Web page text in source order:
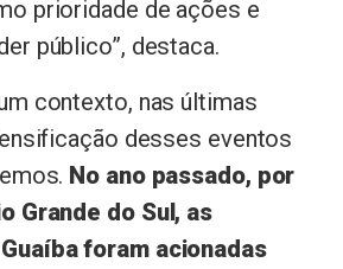
prioridade de ações e
público”, destaca.
contexto, nas últimas
desses eventos
No ano passado, por
Grande do Sul, as
foram acionadas